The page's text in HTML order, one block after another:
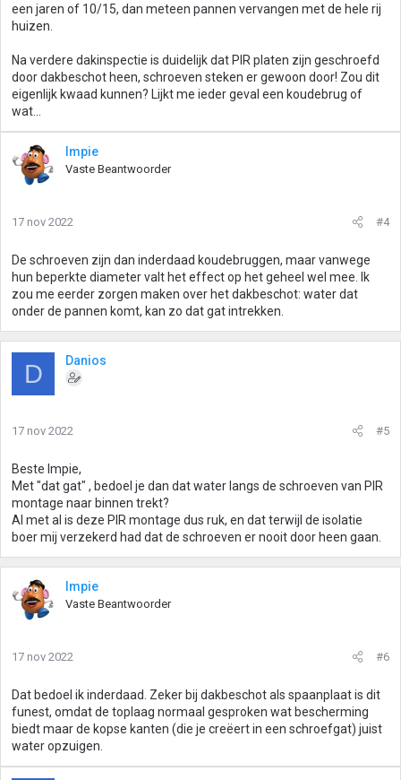
een jaren of 10/15, dan meteen pannen vervangen met de hele rij
huizen.
Na verdere dakinspectie is duidelijk dat PIR platen zijn geschroefd
door dakbeschot heen, schroeven steken er gewoon door! Zou dit
eigenlijk kwaad kunnen? Lijkt me ieder geval een koudebrug of
wat...
Impie
Vaste Beantwoorder
17 nov 2022 #4
De schroeven zijn dan inderdaad koudebruggen, maar vanwege
hun beperkte diameter valt het effect op het geheel wel mee. Ik
zou me eerder zorgen maken over het dakbeschot: water dat
onder de pannen komt, kan zo dat gat intrekken.
D Danios
17 nov 2022 #5
Beste Impie,
Met "dat gat" , bedoel je dan dat water langs de schroeven van PIR
montage naar binnen trekt?
Al met al is deze PIR montage dus ruk, en dat terwijl de isolatie
boer mij verzekerd had dat de schroeven er nooit door heen gaan.
Impie
Vaste Beantwoorder
17 nov 2022 #6
Dat bedoel ik inderdaad. Zeker bij dakbeschot als spaanplaat is dit
funest, omdat de toplaag normaal gesproken wat bescherming
biedt maar de kopse kanten (die je creëert in een schroefgat) juist
water opzuigen.